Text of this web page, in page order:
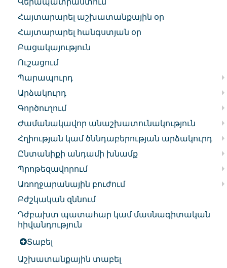
Հայտարարել աշխատանքային օր
Հայտարարել հանգստյան օր
Բացակայություն
Ուշացում
Պարապուրդ
Արձակուրդ
Գործուղում
Ժամանակավոր անաշխատունակություն
Հղիության կամ ծննդաբերության արձակուրդ
Ընտանիքի անդամի խնամք
Պրոթեզավորում
Առողջարանային բուժում
Բժշկական զննում
Դժբախտ պատահար կամ մասնագիտական
հիվանդություն
Տաբել
Աշխատանքային տաբել